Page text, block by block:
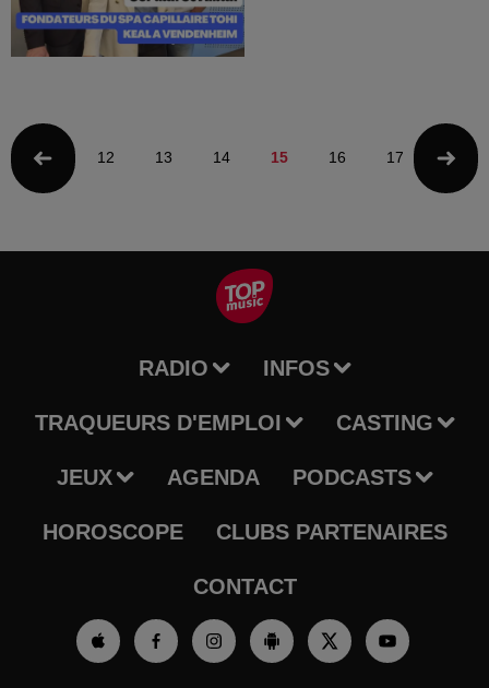
12 13 14 15 16 17 18
RADIO INFOS
TRAQUEURS D'EMPLOI CASTING
JEUX AGENDA PODCASTS
HOROSCOPE CLUBS PARTENAIRES
CONTACT